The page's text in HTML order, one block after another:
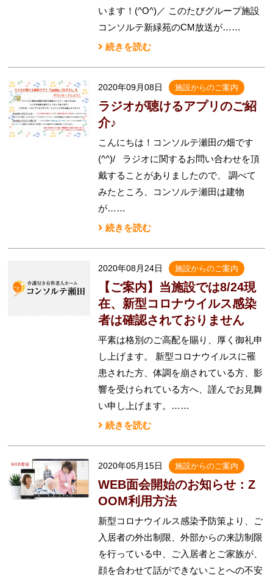
います！(^O^)／ このたびグループ施設
コンソルテ新緑苑のCM放送が……
続きを読む
2020年09月08日 施設からのご案内
ラジオが聴けるアプリのご紹
介♪
こんにちは！コンソルテ瀬田の畑です
(^^)/ ラジオに関するお問い合わせを頂
戴することがありましたので、 調べて
みたところ、コンソルテ瀬田は建物
が……
続きを読む
2020年08月24日 施設からのご案内
【ご案内】当施設では8/24現
在、新型コロナウイルス感染
者は確認されておりません
平素は格別のご高配を賜り、厚く御礼申
し上げます。 新型コロナウイルスに罹
患された方、体調を崩されている方、影
響を受けられている方へ、謹んでお見舞
い申し上げます。……
続きを読む
2020年05月15日 施設からのご案内
WEB面会開始のお知らせ：Z
OOM利用方法
新型コロナウイルス感染予防策より、ご
入居者の外出制限、外部からの来訪制限
を行っている中、ご入居者とご家族が、
顔を合わせて話ができないことへの不安